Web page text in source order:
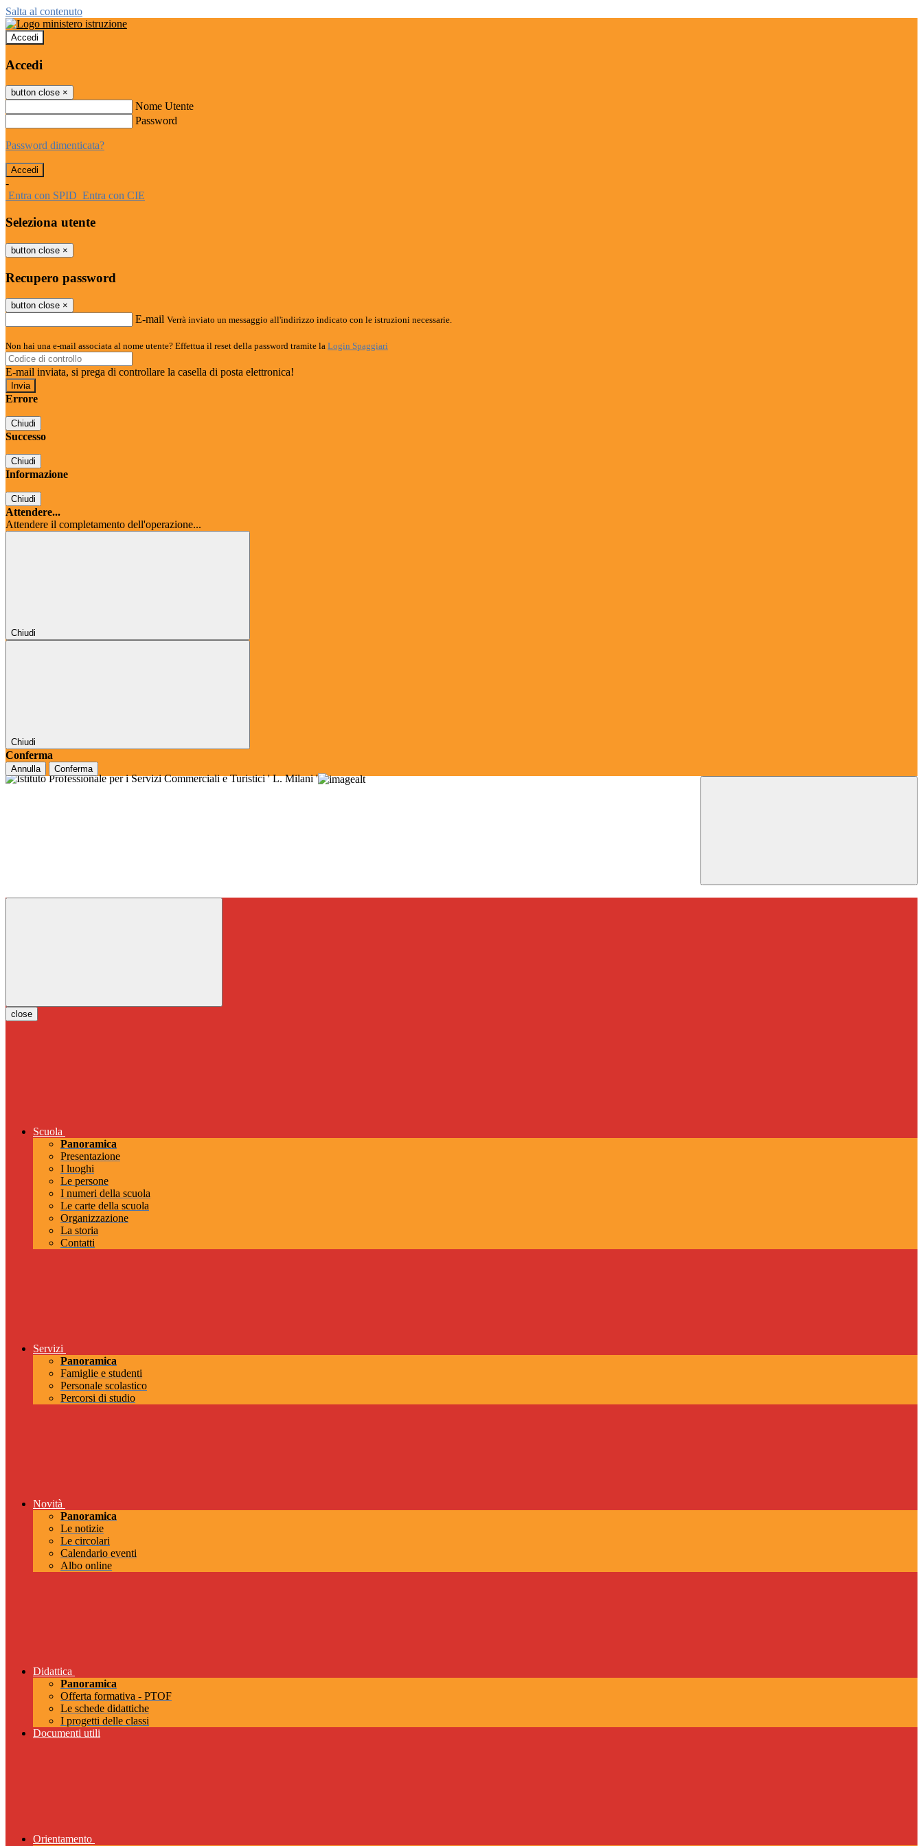
Salta al contenuto
Accedi
Accedi
button close ×
Nome Utente
Password
Password dimenticata?
-
Entra con SPID Entra con CIE
Seleziona utente
button close ×
Recupero password
button close ×
E-mail Verrà inviato un messaggio all'indirizzo indicato con le istruzioni necessarie.
Non hai una e-mail associata al nome utente? Effettua il reset della password tramite la Login Spaggiari
E-mail inviata, si prega di controllare la casella di posta elettronica!
Errore
Chiudi
Successo
Chiudi
Informazione
Chiudi
Attendere...
Attendere il completamento dell'operazione...
Chiudi
Chiudi
Conferma
Annulla Conferma
close
Scuola
Panoramica
Presentazione
I luoghi
Le persone
I numeri della scuola
Le carte della scuola
Organizzazione
La storia
Contatti
Servizi
Panoramica
Famiglie e studenti
Personale scolastico
Percorsi di studio
Novità
Panoramica
Le notizie
Le circolari
Calendario eventi
Albo online
Didattica
Panoramica
Offerta formativa - PTOF
Le schede didattiche
I progetti delle classi
Documenti utili
Orientamento